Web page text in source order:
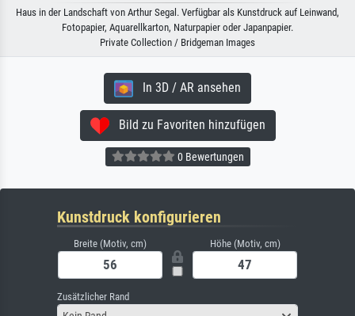
Haus in der Landschaft von Arthur Segal. Verfügbar als Kunstdruck auf Leinwand,
Fotopapier, Aquarellkarton, Naturpapier oder Japanpapier.
Private Collection / Bridgeman Images
In 3D / AR ansehen
Bild zu Favoriten hinzufügen
0 Bewertungen
Kunstdruck konfigurieren
Breite (Motiv, cm) Höhe (Motiv, cm)
Zusätzlicher Rand